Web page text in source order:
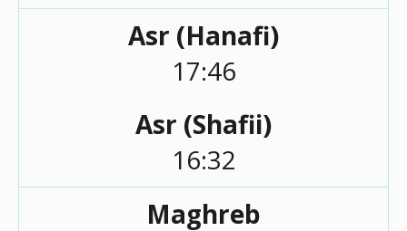
Asr (Hanafi)
17:46
Asr (Shafii)
16:32
Maghreb